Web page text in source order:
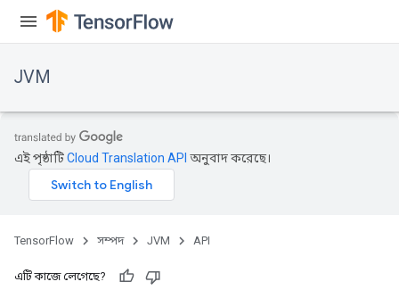
JVM
এই পৃষ্ঠাটিCloud Translation API অনুবাদ করেছে।
TensorFlow সম্পদ JVM API
এটি কাজে লেগেছে?